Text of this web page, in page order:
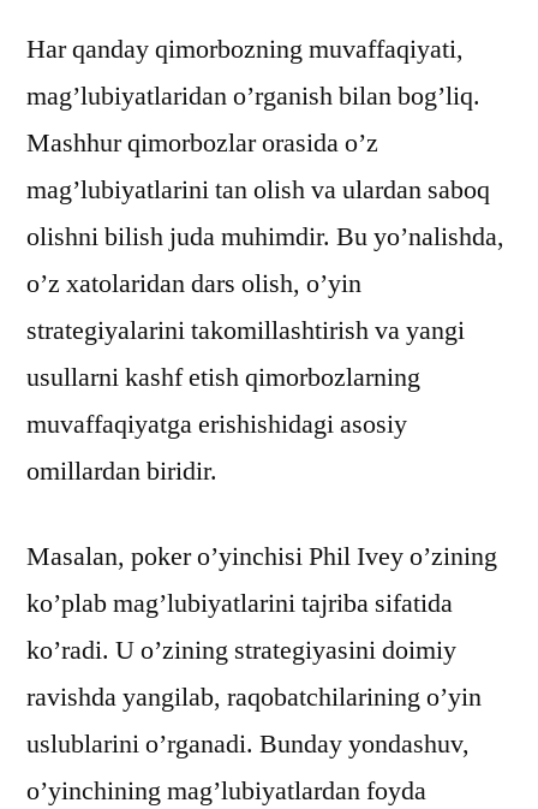
Har qanday qimorbozning muvaffaqiyati,
mag’lubiyatlaridan o’rganish bilan bog’liq.
Mashhur qimorbozlar orasida o’z
mag’lubiyatlarini tan olish va ulardan saboq
olishni bilish juda muhimdir. Bu yo’nalishda,
o’z xatolaridan dars olish, o’yin
strategiyalarini takomillashtirish va yangi
usullarni kashf etish qimorbozlarning
muvaffaqiyatga erishishidagi asosiy
omillardan biridir.
Masalan, poker o’yinchisi Phil Ivey o’zining
ko’plab mag’lubiyatlarini tajriba sifatida
ko’radi. U o’zining strategiyasini doimiy
ravishda yangilab, raqobatchilarining o’yin
uslublarini o’rganadi. Bunday yondashuv,
o’yinchining mag’lubiyatlardan foyda